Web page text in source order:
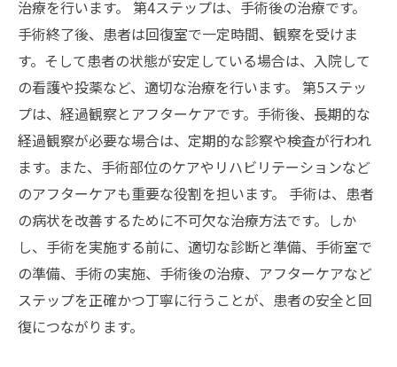
治療を行います。 第4ステップは、手術後の治療です。
手術終了後、患者は回復室で一定時間、観察を受けま
す。そして患者の状態が安定している場合は、入院して
の看護や投薬など、適切な治療を行います。 第5ステッ
プは、経過観察とアフターケアです。手術後、長期的な
経過観察が必要な場合は、定期的な診察や検査が行われ
ます。また、手術部位のケアやリハビリテーションなど
のアフターケアも重要な役割を担います。 手術は、患者
の病状を改善するために不可欠な治療方法です。しか
し、手術を実施する前に、適切な診断と準備、手術室で
の準備、手術の実施、手術後の治療、アフターケアなど
ステップを正確かつ丁寧に行うことが、患者の安全と回
復につながります。